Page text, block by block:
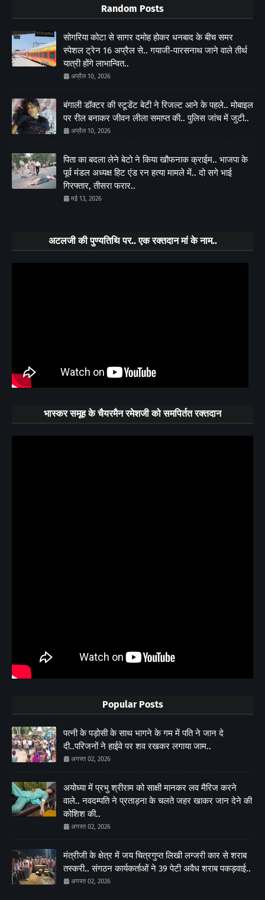
Random Posts
सोगरिया कोटा से सागर दमोह होकर धनबाद के बीच समर
स्पेशल ट्रेन 16 अप्रैल से.. गयाजी-पारसनाथ जाने वाले तीर्थ
यात्री होंगे लाभान्वित..
अप्रैल 10, 2026
बंगाली डॉक्टर की स्टूडेंट बेटी ने रिजल्ट आने के पहले.. मोबाइल
पर रील बनाकर जीवन लीला समाप्त की.. पुलिस जांच में जुटी..
अप्रैल 10, 2026
पिता का बदला लेने बेटो ने किया खौफनाक क्राईम.. भाजपा के
पूर्व मंडल अध्यक्ष हिट एंड रन हत्या मामले में.. दो सगे भाई
गिरफ्तार, तीसरा फरार..
मई 13, 2026
अटलजी की पुण्यतिथि पर.. एक रक्तदान मां के नाम..
भास्कर समूह के चैयरमैन रमेशजी को समपिर्तत रक्तदान
Popular Posts
पत्नी के पड़ोसी के साथ भागने के गम में पति ने जान दे
दी..परिजनों ने हाईवे पर शव रखकर लगाया जाम..
अगस्त 02, 2026
अयोध्या में प्रभु श्रीराम को साक्षी मानकर लव मैरिज करने
वाले.. नवदम्पति ने प्रताड़ना के चलते जहर खाकर जान देने की
कोशिश की..
अगस्त 02, 2026
मंत्रीजी के क्षेत्र में जय चित्रगुप्त लिखी लग्जरी कार से शराब
तस्करी.. संगठन कार्यकर्ताओं ने 39 पेटी अवैध शराब पकड़वाई..
अगस्त 02, 2026